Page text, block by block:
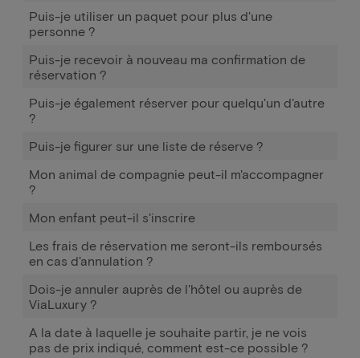
Puis-je utiliser un paquet pour plus d'une
personne ?
Puis-je recevoir à nouveau ma confirmation de
réservation ?
Puis-je également réserver pour quelqu'un d'autre
?
Puis-je figurer sur une liste de réserve ?
Mon animal de compagnie peut-il m'accompagner
?
Mon enfant peut-il s'inscrire
Les frais de réservation me seront-ils remboursés
en cas d'annulation ?
Dois-je annuler auprès de l'hôtel ou auprès de
ViaLuxury ?
A la date à laquelle je souhaite partir, je ne vois
pas de prix indiqué, comment est-ce possible ?